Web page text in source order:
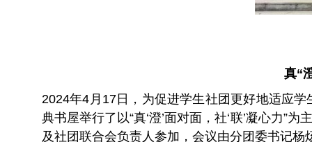
真“
2024年4月17日，为促进学生社团更好地适应
典书屋举行了以“真‘澄’面对面，社‘联’凝心力”
及社团联合会负责人参加，会议由分团委书记杨